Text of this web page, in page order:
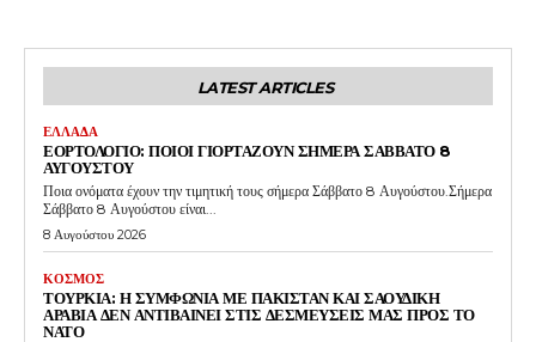
LATEST ARTICLES
ΕΛΛΑΔΑ
ΕΟΡΤΟΛΟΓΙΟ: ΠΟΙΟΙ ΓΙΟΡΤΑΖΟΥΝ ΣΗΜΕΡΑ ΣΑΒΒΑΤΟ 8
ΑΥΓΟΥΣΤΟΥ
Ποια ονόματα έχουν την τιμητική τους σήμερα Σάββατο 8 Αυγούστου.Σήμερα
Σάββατο 8 Αυγούστου είναι...
8 Αυγούστου 2026
ΚΟΣΜΟΣ
ΤΟΥΡΚΙΑ: Η ΣΥΜΦΩΝΙΑ ΜΕ ΠΑΚΙΣΤΑΝ ΚΑΙ ΣΑΟΥΔΙΚΗ
ΑΡΑΒΙΑ ΔΕΝ ΑΝΤΙΒΑΙΝΕΙ ΣΤΙΣ ΔΕΣΜΕΥΣΕΙΣ ΜΑΣ ΠΡΟΣ ΤΟ
ΝΑΤΟ